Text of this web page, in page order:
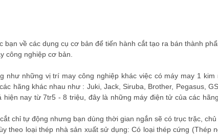
về các dụng cụ cơ bản để tiến hành cắt tạo ra bán thành
công nghiệp cơ bản.
như những vị trí may công nghiệp khác việc có máy may 1
hãng khác nhau như : Juki, Jack, Siruba, Brother, Pegasus,
nay từ 7tr5 - 8 triệu, đây là những máy điện tử của các
chỉ tự động nhưng bạn dùng thời gian ngắn sẽ có trục trặc,
theo loại thép nhà sản xuất sử dụng: Có loại thép cứng (Thép